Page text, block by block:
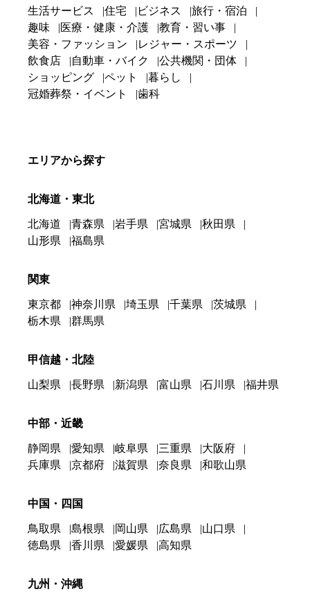
生活サービス 住宅 ビジネス
旅行・宿泊
趣味
医療・健康・介護
教育・習い事
美容・ファッション
レジャー・スポーツ
飲食店
自動車・バイク
公共機関・団体
ショッピング
ペット
暮らし
冠婚葬祭・イベント
歯科
エリアから探す
北海道・東北
北海道 青森県 岩手県 宮城県
秋田県
山形県
福島県
関東
東京都 神奈川県 埼玉県 千葉県
茨城県
栃木県
群馬県
甲信越・北陸
山梨県 長野県 新潟県 富山県 石川県 福井県
中部・近畿
静岡県 愛知県 岐阜県 三重県
大阪府
兵庫県
京都府 滋賀県 奈良県 和歌山県
中国・四国
鳥取県 島根県 岡山県 広島県
山口県
徳島県
香川県 愛媛県 高知県
九州・沖縄